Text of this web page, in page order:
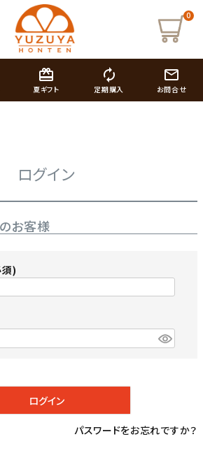
0
card_giftcard
夏ギフト
autorenew
定期購入
mail_outline
お問合せ
ログイン
お客様
)
ログイン
パスワードをお忘れですか？